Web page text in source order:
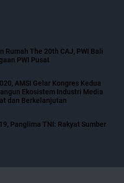
Rumah The 20th CAJ, PWI Bali
PWI Pusat
AMSI Gelar Kongres Kedua
Ekosistem Industri Media
dan Berkelanjutan
Panglima TNI: Rakyat Sumber